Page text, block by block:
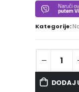
Kategorije:
DODAJ